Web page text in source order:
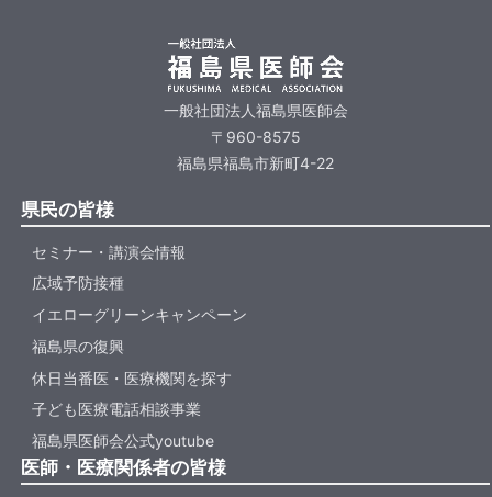
一般社団法人福島県医師会
〒960-8575
福島県福島市新町4-22
県民の皆様
セミナー・講演会情報
広域予防接種
イエローグリーンキャンペーン
福島県の復興
休日当番医・医療機関を探す
子ども医療電話相談事業
福島県医師会公式youtube
医師・医療関係者の皆様